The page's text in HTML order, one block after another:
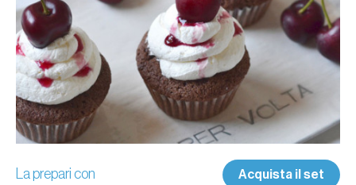
La prepari con Acquista il set